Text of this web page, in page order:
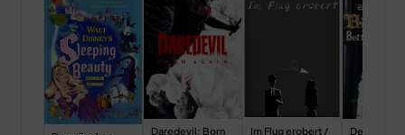
Daredevil: Born
Im Flug erobert /
Der Prinz